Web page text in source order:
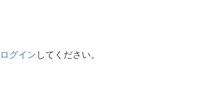
ログイン してください。